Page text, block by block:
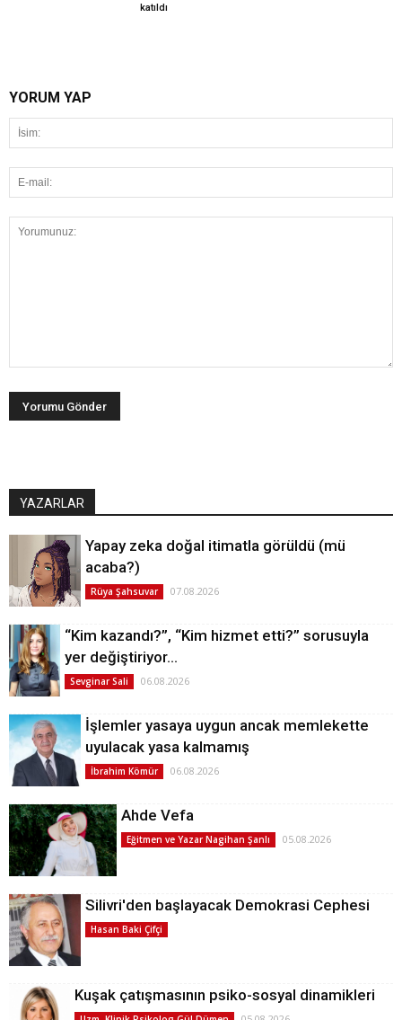
katıldı
YORUM YAP
YAZARLAR
Yapay zeka doğal itimatla görüldü (mü
acaba?)
Rüya Şahsuvar 07.08.2026
“Kim kazandı?”, “Kim hizmet etti?” sorusuyla
yer değiştiriyor…
Sevginar Sali 06.08.2026
İşlemler yasaya uygun ancak memlekette
uyulacak yasa kalmamış
İbrahim Kömür 06.08.2026
Ahde Vefa
Eğitmen ve Yazar Nagihan Şanlı 05.08.2026
Silivri'den başlayacak Demokrasi Cephesi
Hasan Baki Çifçi
Kuşak çatışmasının psiko-sosyal dinamikleri